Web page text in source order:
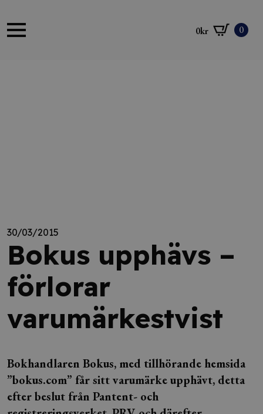
0kr 0
30/03/2015
Bokus upphävs –
förlorar
varumärkestvist
Bokhandlaren Bokus, med tillhörande hemsida
”bokus.com” får sitt varumärke upphävt, detta
efter beslut från Pantent- och